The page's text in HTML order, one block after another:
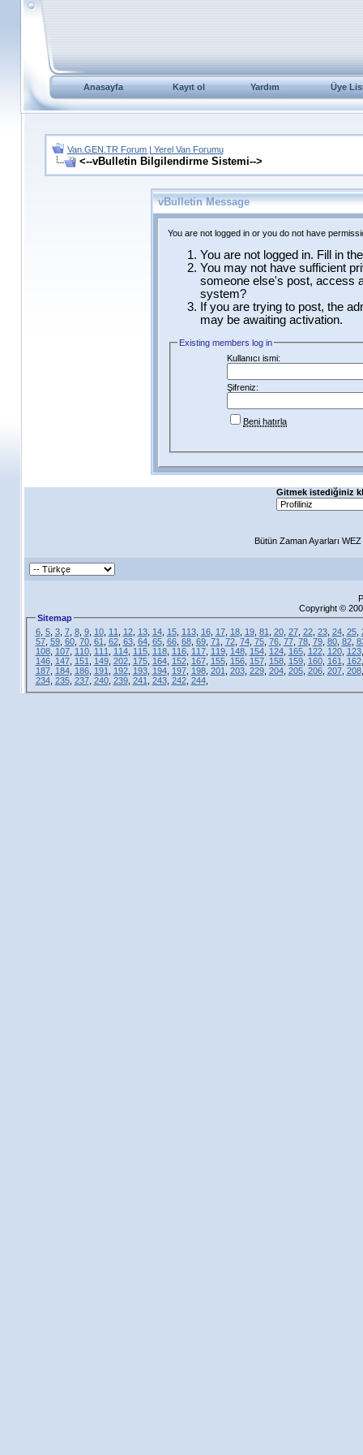
Anasayfa Kayıt ol Yardım Üye
Van.GEN.TR Forum | Yerel Van Forumu
<--vBulletin Bilgilendirme Sistemi-->
vBulletin Message
You are not logged in or you do not have
You are not logged in. Fill in
You may not have sufficient
someone else's post, access
system?
If you are trying to post, the
may be awaiting activation.
Existing members log in
Kullanıcı ismi:
Şifreniz:
Beni hatırla
Gitmek istediğiniz
Bütün Zaman Ayarları
Copyright ©
Sitemap
6, 5, 3, 7, 8, 9, 10, 11 12, 13, 14, 15, 113, 16, 17, 18, 19, 81 20, 27, 22, 23, 24, 25,
57, 59, 60, 70, 61 62, 63, 64, 65, 66, 68, 69, 71 72, 74, 75, 76, 77, 78, 79, 80, 82,
108, 107, 110, 111 114, 115, 118, 116, 117, 119, 148, 154, 124, 165, 122, 120, 123
146, 147, 151 149, 202, 175, 164, 152, 167, 155, 156, 157, 158, 159, 160, 161 162
187, 184, 186, 191 192, 193, 194, 197, 198, 201 203, 229, 204, 205, 206, 207, 208
234, 235, 237, 240, 239, 241 243, 242, 244,